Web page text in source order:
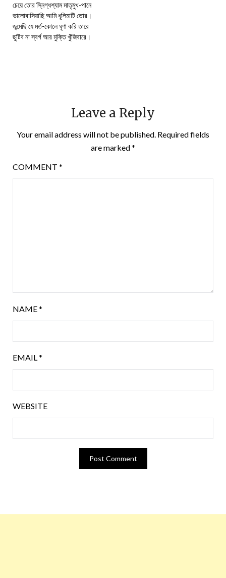
চেয়ে তোর স্নিগ্ধশ্যাম মাতৃমুখ-পানে
ভালোবাসিয়াছি আমি ধূলিমাটি তোর।
জন্মেছি যে মর্ত-কোলে ঘৃণা করি তারে
ছুটিব না স্বর্গ আর মুক্তি খুঁজিবারে।
Leave a Reply
Your email address will not be published. Required fields
are marked*
COMMENT *
NAME*
EMAIL*
WEBSITE